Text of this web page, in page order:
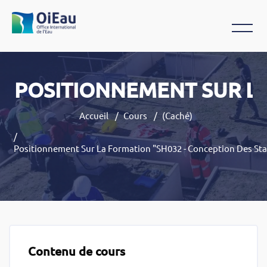
POSITIONNEMENT SUR
Accueil Cours (caché)
Positionnement Sur La Formation "SH032 - Conception Des
Contenu de cours